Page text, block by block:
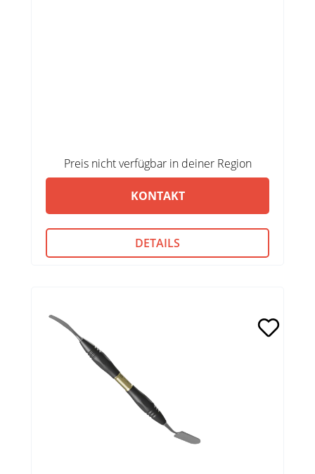
Preis nicht verfügbar in deiner Region
KONTAKT
DETAILS